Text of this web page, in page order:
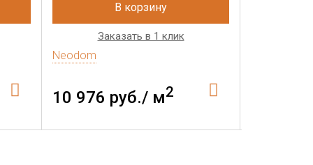
В корзину
Заказать в 1 клик
Neodom
10 976 руб./ м2